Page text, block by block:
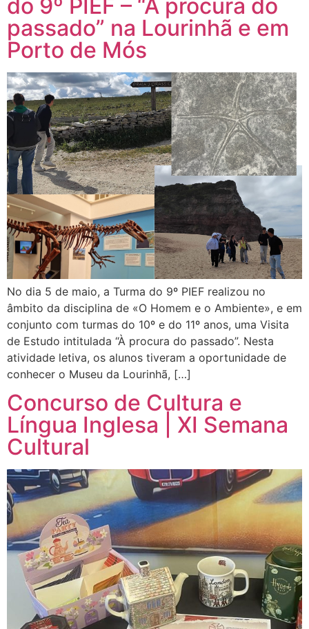
do 9º PIEF – “À procura do
passado” na Lourinhã e em
Porto de Mós
No dia 5 de maio, a Turma do 9º PIEF realizou no
âmbito da disciplina de «O Homem e o Ambiente», e em
conjunto com turmas do 10º e do 11º anos, uma Visita
de Estudo intitulada “À procura do passado”. Nesta
atividade letiva, os alunos tiveram a oportunidade de
conhecer o Museu da Lourinhã, […]
Concurso de Cultura e
Língua Inglesa | XI Semana
Cultural